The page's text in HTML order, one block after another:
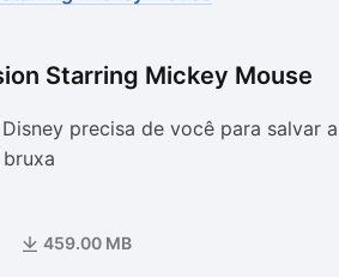
Starring Mickey Mouse
precisa de você para salvar
459.00 MB